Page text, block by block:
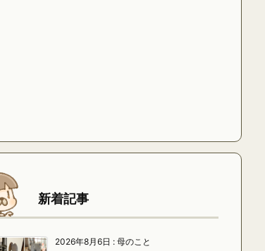
新着記事
2026年8月6日 : 母のこと